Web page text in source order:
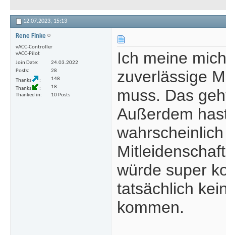
12.07.2023, 15:13
Rene Finke
vACC-Controller
vACC-Pilot
Join Date
24.03.2022
Posts
28
Thanks
148
Thanks
18
Thanked in
10 Posts
Ich meine
zuverlässige
muss. Das
Außerdem
würde super
tatsächlich
kommen.